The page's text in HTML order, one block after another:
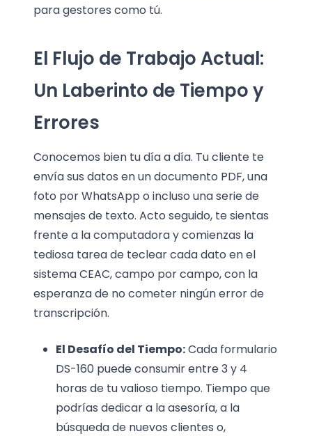
para gestores como tú.
El Flujo de Trabajo Actual:
Un Laberinto de Tiempo y
Errores
Conocemos bien tu día a día. Tu cliente te
envía sus datos en un documento PDF, una
foto por WhatsApp o incluso una serie de
mensajes de texto. Acto seguido, te sientas
frente a la computadora y comienzas la
tediosa tarea de teclear cada dato en el
sistema CEAC, campo por campo, con la
esperanza de no cometer ningún error de
transcripción.
El Desafío del Tiempo:Cada formulario
DS-160 puede consumir entre 3 y 4
horas de tu valioso tiempo. Tiempo que
podrías dedicar a la asesoría, a la
búsqueda de nuevos clientes o,